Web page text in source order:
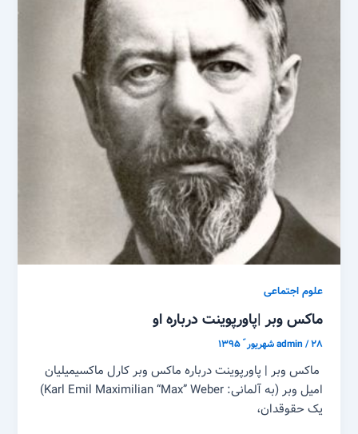
علوم اجتماعی
ماکس وبر |پاورپوینت درباره او
admin/۲۸ شهریور ّ ۱۳۹۵
ماکس وبر | پاورپوینت درباره ماکس وبر کارل ماکسیمیلیان
امیل وبر (به آلمانی: Karl Emil Maximilian “Max” Weber)
یک حقوقدان،